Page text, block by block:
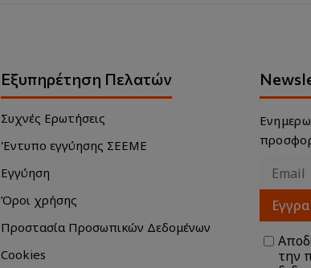
Εξυπηρέτηση Πελατών
Συχνές Ερωτήσεις
Έντυπο εγγύησης ΣΕΕΜΕ
Εγγύηση
Όροι χρήσης
Προστασία Προσωπικών Δεδομένων
Cookies
την